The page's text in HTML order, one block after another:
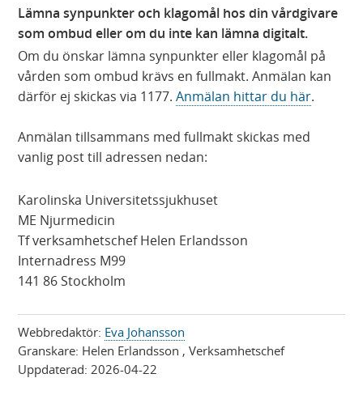
f
ö
n
t
e
)
f
ö
n
t
e
)
p
p
n
a
s
n
y
n
s
e
r
)
p
p
n
a
s
n
y
n
s
e
r
)
Lämna synpunkter och klagomål hos din vårdgivare
som ombud eller om du inte kan lämna digitalt.
Om du önskar lämna synpunkter eller klagomål på
vården som ombud krävs en fullmakt. Anmälan kan
därför ej skickas via 1177.Anmälan hittar du här.
Anmälan tillsammans med fullmakt skickas med
vanlig post till adressen nedan:
Karolinska Universitetssjukhuset
ME Njurmedicin
Tf verksamhetschef Helen Erlandsson
Internadress M99
141 86 Stockholm
Webbredaktör: Eva Johansson
Granskare: Helen Erlandsson , Verksamhetschef
Uppdaterad: 2026-04-22